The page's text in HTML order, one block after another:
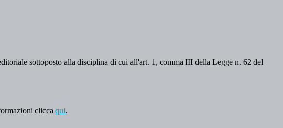
sottoposto alla disciplina di cui all'art. 1, comma III della Legge n. 62 del
clicca qui.